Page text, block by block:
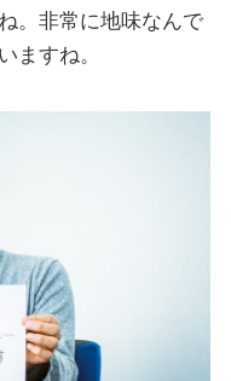
。非常に地味なんで
ますね。